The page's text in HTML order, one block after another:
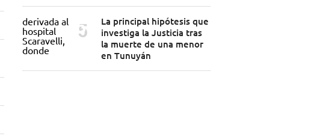
La principal hipótesis que
investiga la Justicia tras
la muerte de una menor
en Tunuyán